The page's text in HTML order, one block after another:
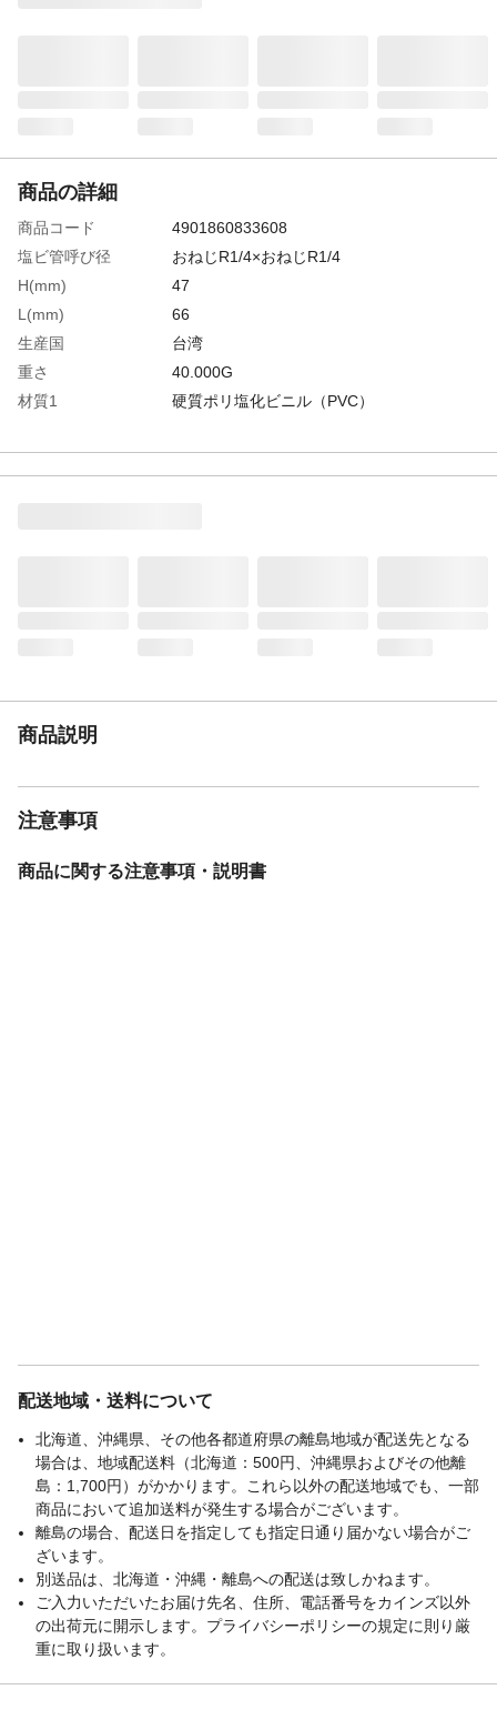
商品の詳細
商品コード
4901860833608
塩ビ管呼び径
おねじR1/4×おねじR1/4
H(mm)
47
L(mm)
66
生産国
台湾
重さ
40.000G
材質1
硬質ポリ塩化ビニル（PVC）
商品説明
注意事項
商品に関する注意事項・説明書
配送地域・送料について
北海道、沖縄県、その他各都道府県の離島地域が配送先となる
場合は、地域配送料（北海道：500円、沖縄県およびその他離
島：1,700円）がかかります。これら以外の配送地域でも、一部
商品において追加送料が発生する場合がございます。
離島の場合、配送日を指定しても指定日通り届かない場合がご
ざいます。
別送品は、北海道・沖縄・離島への配送は致しかねます。
ご入力いただいたお届け先名、住所、電話番号をカインズ以外
の出荷元に開示します。プライバシーポリシーの規定に則り厳
重に取り扱います。